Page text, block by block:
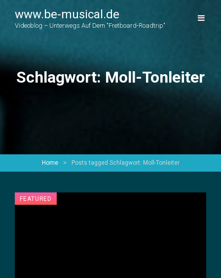
www.be-musical.de
Videoblog – Unterwegs Auf Dem "Fretboard-Roadtrip"
Schlagwort:Moll-Tonleiter
Home > Posts tagged Schlagwort: Moll-Tonleiter
FEATURED